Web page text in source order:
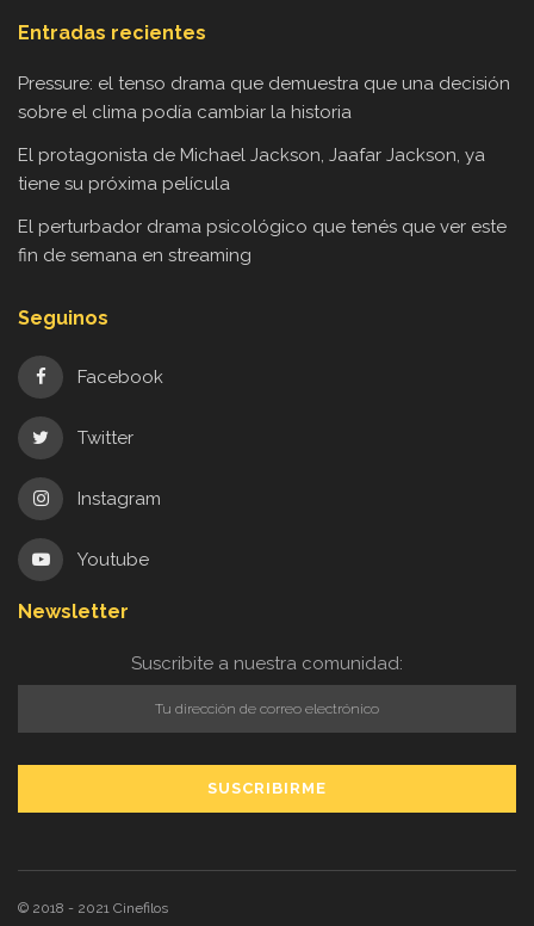
Entradas recientes
Pressure: el tenso drama que demuestra que una decisión
sobre el clima podía cambiar la historia
El protagonista de Michael Jackson, Jaafar Jackson, ya
tiene su próxima película
El perturbador drama psicológico que tenés que ver este
fin de semana en streaming
Seguinos
Facebook
Twitter
Instagram
Youtube
Newsletter
Suscribite a nuestra comunidad:
© 2018 - 2021 Cinefilos